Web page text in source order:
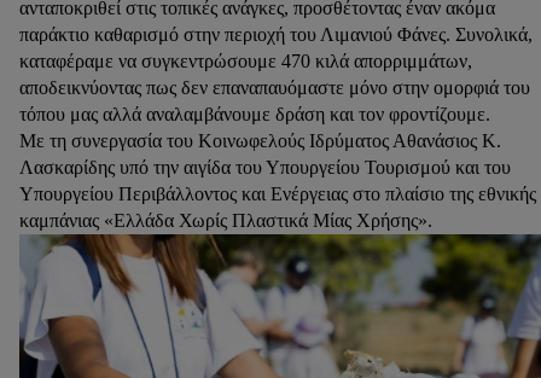
ανταποκριθεί στις τοπικές ανάγκες, προσθέτοντας έναν ακόμα
παράκτιο καθαρισμό στην περιοχή του Λιμανιού Φάνες. Συνολικά,
καταφέραμε να συγκεντρώσουμε 470 κιλά απορριμμάτων,
αποδεικνύοντας πως δεν επαναπαυόμαστε μόνο στην ομορφιά του
τόπου μας αλλά αναλαμβάνουμε δράση και τον φροντίζουμε.
Με τη συνεργασία του Κοινωφελούς Ιδρύματος Αθανάσιος Κ.
Λασκαρίδης υπό την αιγίδα του Υπουργείου Τουρισμού και του
Υπουργείου Περιβάλλοντος και Ενέργειας στο πλαίσιο της εθνικής
καμπάνιας «Ελλάδα Χωρίς Πλαστικά Μίας Χρήσης».